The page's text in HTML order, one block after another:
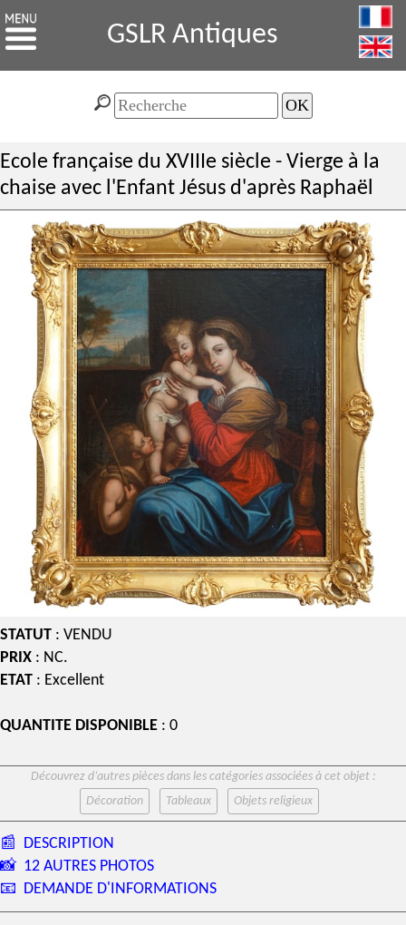
GSLR Antiques
Ecole française du XVIIIe siècle - Vierge à la
chaise avec l'Enfant Jésus d'après Raphaël
STATUT : VENDU
PRIX : NC.
ETAT : Excellent
QUANTITE DISPONIBLE : 0
Découvrez d’autres pièces dans les catégories associées à cet objet :
Décoration
Tableaux Objets religieux
📰 DESCRIPTION
📸 12 AUTRES PHOTOS
📧 DEMANDE D'INFORMATIONS